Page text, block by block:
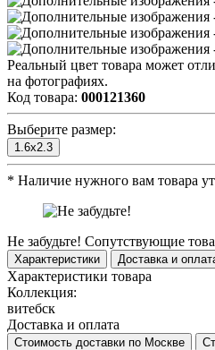
Реальный цвет товара может
на фотографиях.
Код товара: 000121360
Выберите размер:
1.6x2.3
* Наличие нужного вам товара
Не забудьте! Сопутствующие
Характеристики Доставка и
Характеристики товара
Коллекция:
витебск
Доставка и оплата
Стоимость доставки по Москве